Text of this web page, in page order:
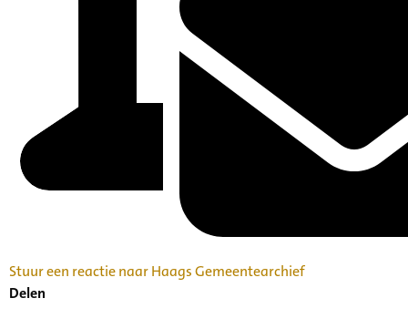
Stuur een reactie naar Haags Gemeentearchief
Delen